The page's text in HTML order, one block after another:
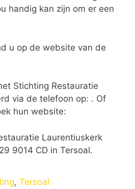
handig kan zijn om er een
u op de website van de
Stichting Restauratie
via de telefoon op: . Of
hun website:
Laurentiuskerk
9014 CD in Tersoal.
,Tersoal